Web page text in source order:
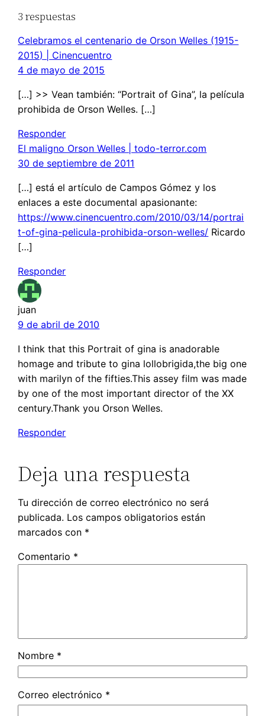
3 respuestas
Celebramos el centenario de Orson Welles (1915-
2015) | Cinencuentro
4 de mayo de 2015
[…] >> Vean también: “Portrait of Gina”, la película
prohibida de Orson Welles. […]
Responder
El maligno Orson Welles | todo-terror.com
30 de septiembre de 2011
[…] está el artículo de Campos Gómez y los
enlaces a este documental apasionante:
https://www.cinencuentro.com/2010/03/14/portrai
t-of-gina-pelicula-prohibida-orson-welles/ Ricardo
[…]
Responder
juan
9 de abril de 2010
I think that this Portrait of gina is anadorable
homage and tribute to gina lollobrigida,the big one
with marilyn of the fifties.This assey film was made
by one of the most important director of the XX
century.Thank you Orson Welles.
Responder
Deja una respuesta
Tu dirección de correo electrónico no será
publicada. Los campos obligatorios están
marcados con *
Comentario *
Nombre *
Correo electrónico *